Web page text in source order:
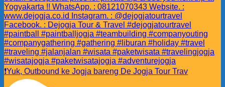
❗️Yuk, Outbound ke Jogja bareng De Jogja Tour Trav